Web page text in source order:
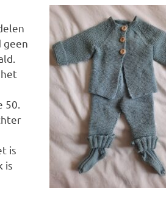
geen
50.
is
is